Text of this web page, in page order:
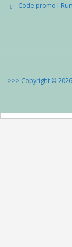
Code promo I-Run
>>> Copyright ©